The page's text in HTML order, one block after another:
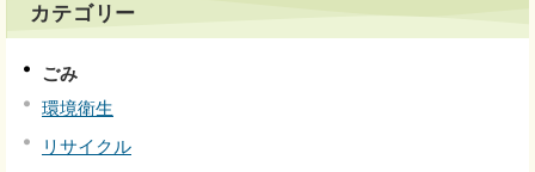
カテゴリー
ごみ
環境衛生
リサイクル